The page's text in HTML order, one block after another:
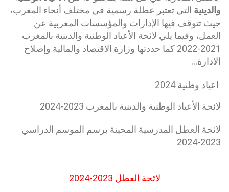
والدينية التي تعتبر عطلة رسمية في مختلف أنحاء المغرب،
حيث تتوقف فيها الإدارات والمؤسسات المغربية عن
العمل، وفيما يلي لائحة الأعياد الوطنية والدينية بالمغرب
2021-2022 كما حددتها وزارة الاقتصاد والمالية وإصلاح
الادارة...
اعياد وطنية 2024
لائحة الأعياد الوطنية والدينية بالمغرب 2023-2024
لائحة العطل المدرسية المحينة برسم الموسم الدراسي
2023-2024
لائحة العطل 2023-2024